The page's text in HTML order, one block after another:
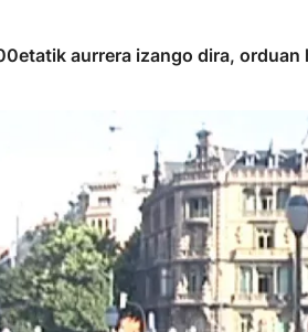
aurrera izango dira,